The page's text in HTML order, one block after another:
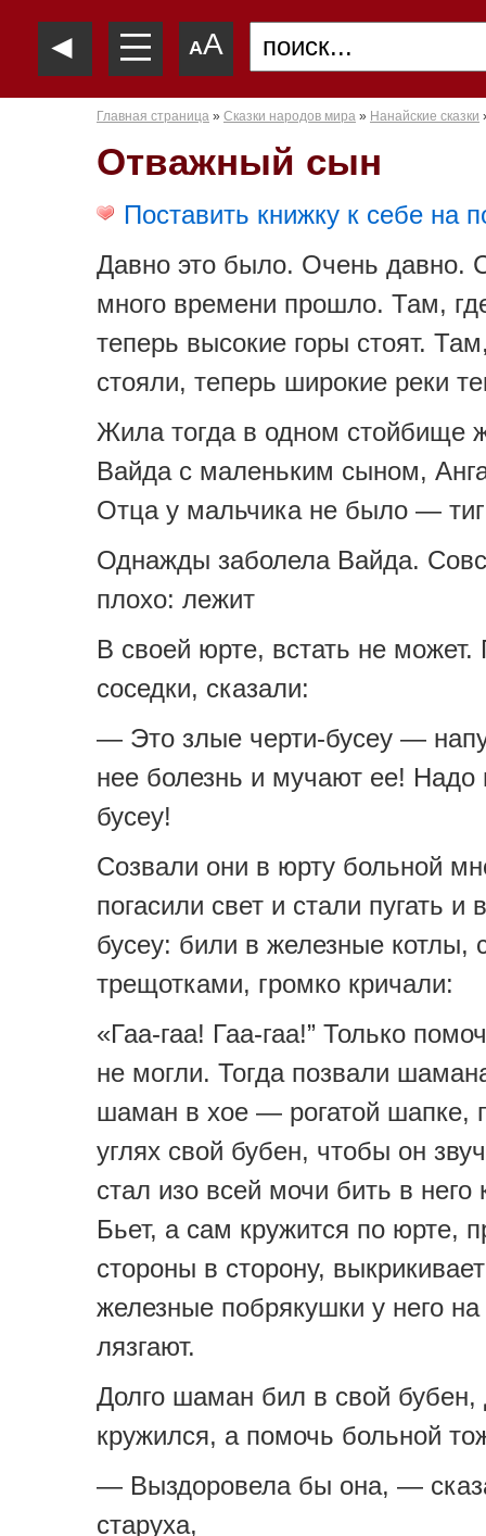
◄ —
—
— AA
Главная страница » Сказки народов мира » Нанайские сказки
Отважный сын
Поставить книжку к себе на
Давно это было. Очень давно.
много времени прошло. Там,
теперь высокие горы стоят.
стояли, теперь широкие реки
Жила тогда в одном стойбище
Вайда с маленьким сыном,
Отца у мальчика не было —
Однажды заболела Вайда.
плохо: лежит
В своей юрте, встать не
соседки, сказали:
— Это злые черти-бусеу —
нее болезнь и мучают ее! Надо
бусеу!
Созвали они в юрту больной
погасили свет и стали пугать и
бусеу: били в железные котлы,
трещотками, громко кричали:
«Гаа-гаа! Гаа-гаа!” Только
не могли. Тогда позвали
шаман в хое — рогатой шапке,
углях свой бубен, чтобы он
стал изо всей мочи бить в него
Бьет, а сам кружится по юрте,
стороны в сторону,
железные побрякушки у него на
лязгают.
Долго шаман бил в свой бубен,
кружился, а помочь больной
— Выздоровела бы она, —
старуха,